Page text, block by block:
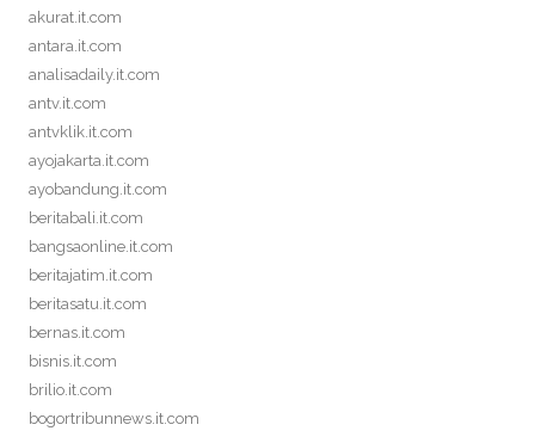
akurat.it.com
antara.it.com
analisadaily.it.com
antv.it.com
antvklik.it.com
ayojakarta.it.com
ayobandung.it.com
beritabali.it.com
bangsaonline.it.com
beritajatim.it.com
beritasatu.it.com
bernas.it.com
bisnis.it.com
brilio.it.com
bogortribunnews.it.com